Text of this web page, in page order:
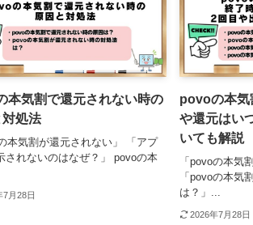
本気割で還元されない時の
処法
本気割が還元されない」 「アプ
されないのはなぜ？」 povoの本
7月28日
povoの本気
や還元はい
いても解説
「povoの本気
「povoの本気
は？」...
2026年7月28日